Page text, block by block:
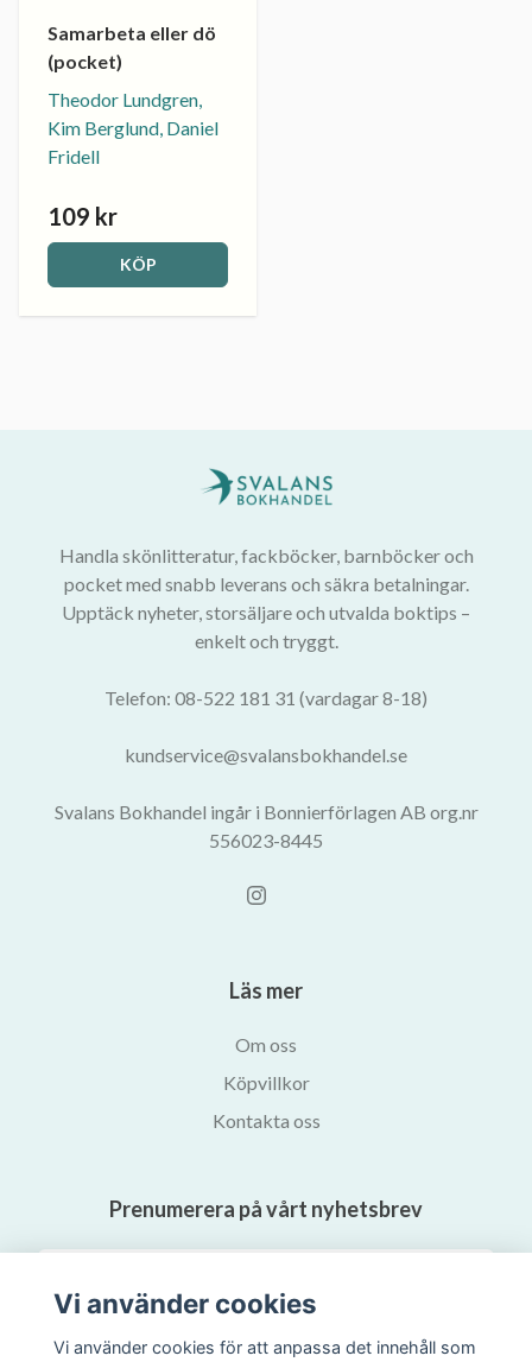
Samarbeta eller dö
(pocket)
Theodor Lundgren,
Kim Berglund, Daniel
Fridell
109 kr
KÖP
Handla skönlitteratur, fackböcker, barnböcker och
pocket med snabb leverans och säkra betalningar.
Upptäck nyheter, storsäljare och utvalda boktips –
enkelt och tryggt.
Telefon: 08-522 181 31 (vardagar 8-18)
kundservice@svalansbokhandel.se
Svalans Bokhandel ingår i Bonnierförlagen AB org.nr
556023-8445
Läs mer
Om oss
Köpvillkor
Kontakta oss
Prenumerera på vårt nyhetsbrev
Vi använder cookies
Vi använder cookies för att anpassa det innehåll som